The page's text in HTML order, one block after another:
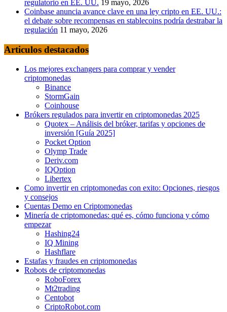
regulatorio en EE. UU. 19 mayo, 2026
Coinbase anuncia avance clave en una ley cripto en EE. UU.:
el debate sobre recompensas en stablecoins podría destrabar la
regulación 11 mayo, 2026
Articulos destacados
Los mejores exchangers para comprar y vender
criptomonedas
Binance
StormGain
Coinhouse
Brókers regulados para invertir en criptomonedas 2025
Quotex – Análisis del bróker, tarifas y opciones de
inversión [Guía 2025]
Pocket Option
Olymp Trade
Deriv.com
IQOption
Libertex
Como invertir en criptomonedas con exito: Opciones, riesgos
y consejos
Cuentas Demo en Criptomonedas
Minería de criptomonedas: qué es, cómo funciona y cómo
empezar
Hashing24
IQ Mining
Hashflare
Estafas y fraudes en criptomonedas
Robots de criptomonedas
RoboForex
Mt2trading
Centobot
CriptoRobot.com